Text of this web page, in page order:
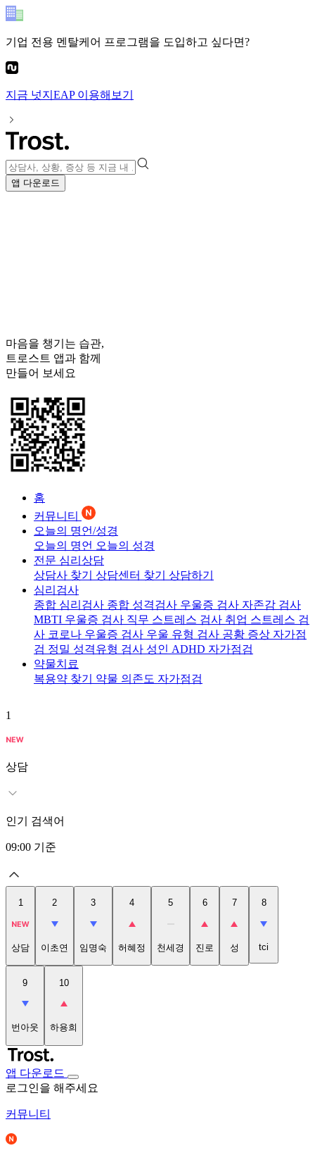
기업 전용 멘탈케어 프로그램을 도입하고 싶다면?
지금 넛지EAP이용해보기
앱 다운로드
마음을 챙기는 습관,
트로스트 앱과 함께
만들어 보세요
홈
커뮤니티
오늘의 명언/성경
오늘의 명언 오늘의 성경
전문 심리상담
상담사 찾기 상담센터 찾기 상담하기
심리검사
종합 심리검사 종합 성격검사 우울증 검사 자존감 검사
MBTI 우울증 검사 직무 스트레스 검사 취업 스트레스 검
사 코로나 우울증 검사 우울 유형 검사 공황 증상 자가점
검 정밀 성격유형 검사 성인 ADHD 자가점검
약물치료
복용약 찾기 약물 의존도 자가점검
1
상담
인기 검색어
09:00 기준
1
상담
2
이초연
3
임명숙
4
허혜정
5
천세경
6
진로
7
성
8
tci
9
번아웃
10
하용희
앱 다운로드
로그인을 해주세요
커뮤니티